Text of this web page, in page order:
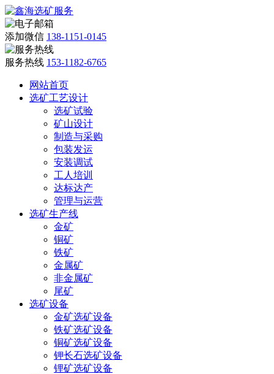
添加微信 138-1151-0145
服务热线 153-1182-6765
网站首页
选矿工艺设计
选矿试验
矿山设计
制造与采购
包装发运
安装调试
工人培训
达标达产
管理与运营
选矿生产线
金矿
铜矿
铁矿
金属矿
非金属矿
尾矿
选矿设备
金矿选矿设备
铁矿选矿设备
铜矿选矿设备
钾长石选矿设备
锂矿选矿设备